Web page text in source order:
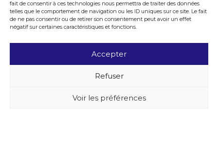
fait de consentir à ces technologies nous permettra de traiter des données
telles que le comportement de navigation ou les ID uniques sur ce site. Le fait
de ne pas consentir ou de retirer son consentement peut avoir un effet
négatif sur certaines caractéristiques et fonctions.
Accepter
Refuser
Voir les préférences